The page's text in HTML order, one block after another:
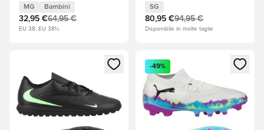
Crimson (Rosso)/Nero
Bambini
MG Bambini
32,95 €64,95 €
EU 38, EU 38½
SG
80,95 €94,95 €
Disponibile in molte taglie
Apre una finestra modale per accedere o registrarsi come
Apre una finestra modale
-49%